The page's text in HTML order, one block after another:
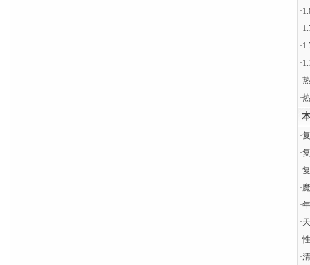
·
·
·
·
·
·
·
·
·
·
·
·
·
·